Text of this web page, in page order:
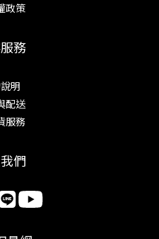
政策
務
明
配送
服務
們